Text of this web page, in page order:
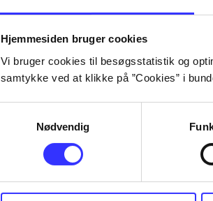
Hjemmesiden bruger cookies
Vi bruger cookies til besøgsstatistik og
samtykke ved at klikke på ”Cookies” i
Nødvendig
...